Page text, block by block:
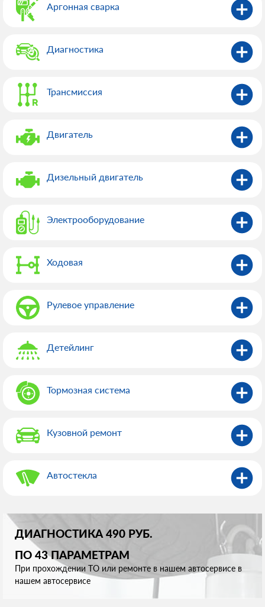
Аргонная сварка
Диагностика
Трансмиссия
Двигатель
Дизельный двигатель
Электрооборудованиe
Ходовая
Рулевое управление
Детейлинг
Тормозная система
Кузовной ремонт
Автостекла
ДИАГНОСТИКА 490 РУБ.
ПО 43 ПАРАМЕТРАМ
При прохождении ТО или ремонте в нашем автосервисе в
нашем автосервисе